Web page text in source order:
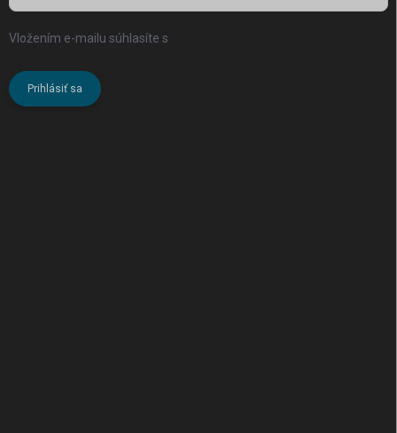
Vložením e-mailu súhlasíte s
Prihlásiť sa